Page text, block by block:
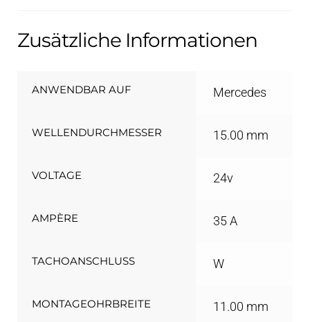
Zusätzliche Informationen
ANWENDBAR AUF Mercedes
WELLENDURCHMESSER 15.00 mm
VOLTAGE 24v
AMPÈRE 35 A
TACHOANSCHLUSS W
MONTAGEOHRBREITE 11.00 mm